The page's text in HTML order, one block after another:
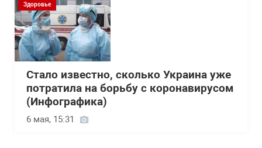
Здоровье
Стало известно, сколько Украина уже
потратила на борьбу с коронавирусом
(Инфографика)
6 мая, 15:31